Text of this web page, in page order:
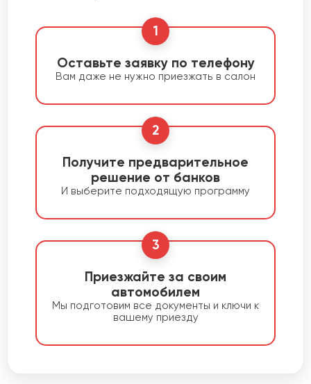
1
Оставьте заявку по телефону
Вам даже не нужно приезжать в салон
2
Получите предварительное
решение от банков
И выберите подходящую программу
3
Приезжайте за своим
автомобилем
Мы подготовим все документы и ключи к
вашему приезду